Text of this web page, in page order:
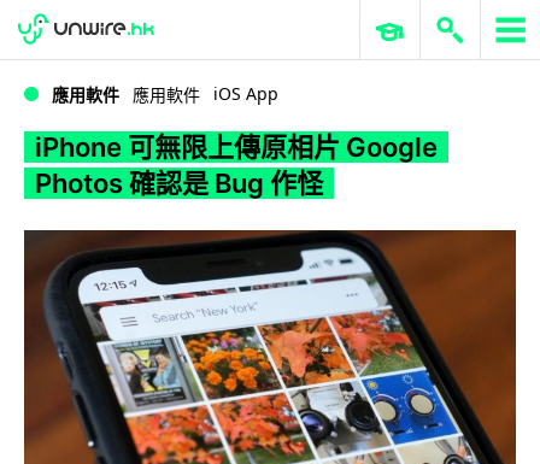
WWDC 2026 ERP 與商業 AI
應用軟件 應用軟件 iOS App
iPhone 可無限上傳原相片 Google
Photos 確認是 Bug 作怪